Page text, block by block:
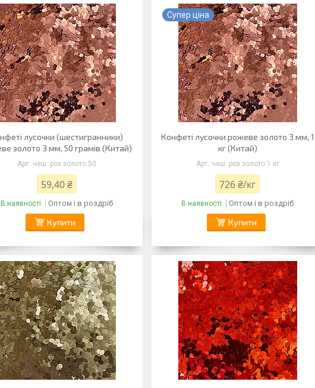
лусочки (шестигранники)
золото 3 мм, 50 грамів (Китай)
чеш. роз золото 50
59,40 ₴
В наявності Оптом і в роздріб
Купити
Супер ціна
Конфеті лусочки рожеве золото 3 мм, 1
кг (Китай)
чеш. роз золото 1 кг
726 ₴/кг
В наявності Оптом і в роздріб
Купити